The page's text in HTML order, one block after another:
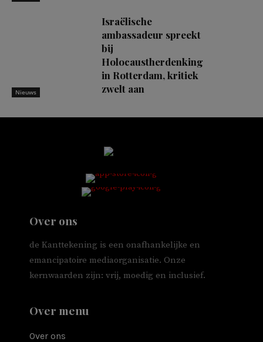
Nieuws
Israëlische
ambassadeur spreekt
bij
Holocaustherdenking
in Rotterdam, kritiek
zwelt aan
Over ons
de Kanttekening is een onafhankelijke en
emancipatoire mediaorganisatie. Onze
kernwaarden zijn: vrij, moedig en inclusief.
Over menu
Over ons